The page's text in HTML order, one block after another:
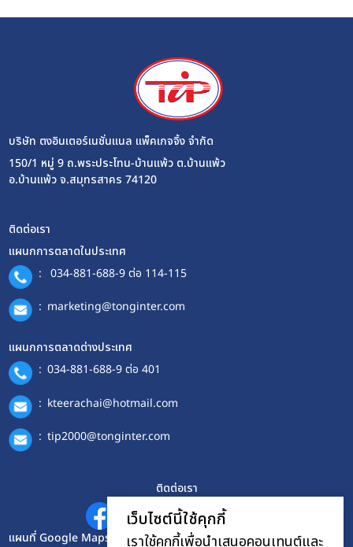
บริษัท ตงอินเตอร์เนชั่นแนล แพ็คเกจจิ้ง จำกัด
150/1 หมู่ 9 ถ.พระประโทน-บ้านแพ้ว ต.บ้านแพ้ว
อ.บ้านแพ้ว จ.สมุทรสาคร 74120
ติดต่อเรา
แผนกการตลาดในประเทศ
: 034-881-688-9 ต่อ 114-115
: marketing@tonginter.com
แผนกการตลาดต่างประเทศ
: 034-881-688-9 ต่อ 401
: kteerachai@hotmail.com
: tip2000@tonginter.com
ติดต่อเรา
แผนที่ Google Maps
เว็บไซต์นี้ใช้คุกกี้
เราใช้คุกกี้เพื่อนำเสนอคอนเทนต์และ